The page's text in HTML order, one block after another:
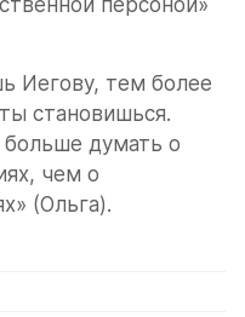
Иегову, тем более
становишься.
думать о
чем о
(Ольга).